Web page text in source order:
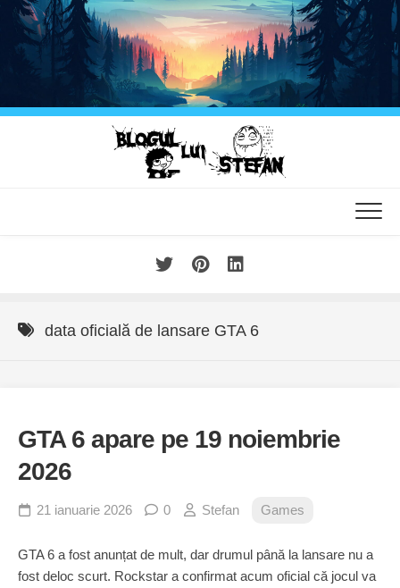
Skip
content
data oficială de lansare GTA 6
GTA 6 apare pe 19 noiembrie
2026
21 ianuarie 2026 0 Stefan Games
GTA 6 a fost anunțat de mult, dar drumul până la lansare nu a
fost deloc scurt. Rockstar a confirmat acum oficial că jocul va